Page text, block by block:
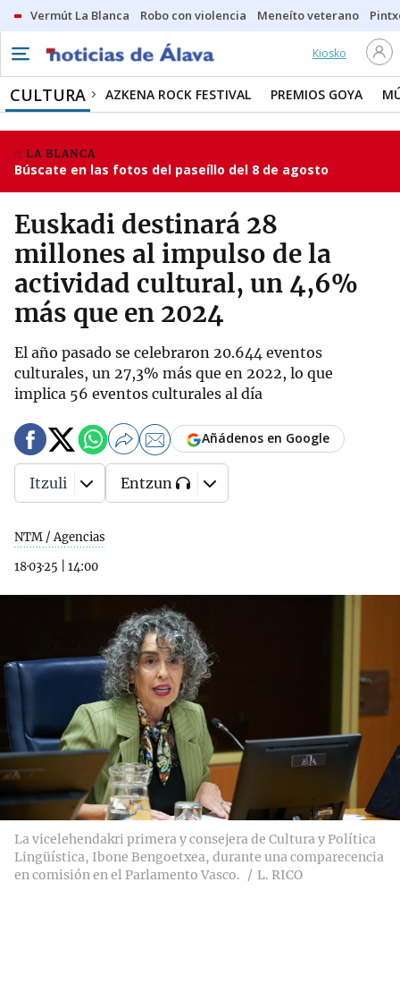
Vermút La Blanca Robo con violencia Meneíto veterano
Kiosko
CULTURA AZKENA ROCK FESTIVAL PREMIOS GOYA
LA BLANCA
Búscate en las fotos del paseíllo del 8 de agosto
Euskadi destinará 28
millones al impulso de la
actividad cultural, un 4,6%
más que en 2024
El año pasado se celebraron 20.644 eventos
culturales, un 27,3% más que en 2022, lo que
implica 56 eventos culturales al día
NTM / Agencias
18·03·25
14:00
Añádenos en Google
Itzuli Entzun
La vicelehendakri primera y consejera de Cultura y Política
Lingüística, Ibone Bengoetxea, durante una comparecencia
en comisión en el Parlamento Vasco.
L. RICO